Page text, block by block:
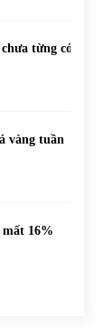
từng có
vàng tuần
mất 16%